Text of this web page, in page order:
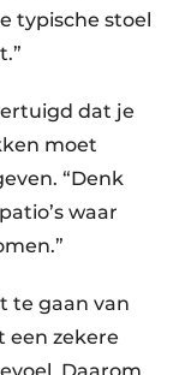
typische stoel
dat je
moet
“Denk
waar
te gaan van
een zekere